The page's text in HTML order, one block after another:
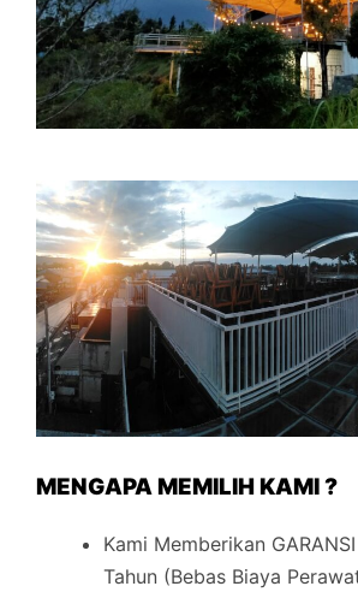
MENGAPA MEMILIH KAMI ?
Kami Memberikan
Tahun (Bebas Biaya